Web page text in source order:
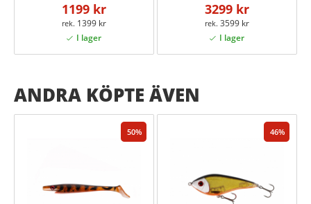
1199 kr
1399 kr
3299 kr
3599 kr
ANDRA KÖPTE ÄVEN
50 46